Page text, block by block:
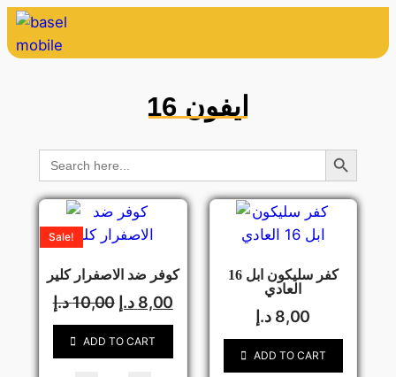
ايفون 16
Search
for:
Search Button
كوفر ضد الاصفرار كلير
Sale!
10,00د.إ 8,00 د.إ
ADD TO CART
كفر سليكون ابل 16
العادي
8,00 د.إ
ADD TO CART